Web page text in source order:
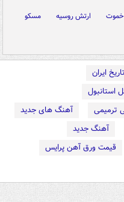
ارتش روسیه
مسکو
ایران
استانبول
ترمیمی
آهنگ های جدید
آهنگ جدید
قیمت ورق آهن پرایس